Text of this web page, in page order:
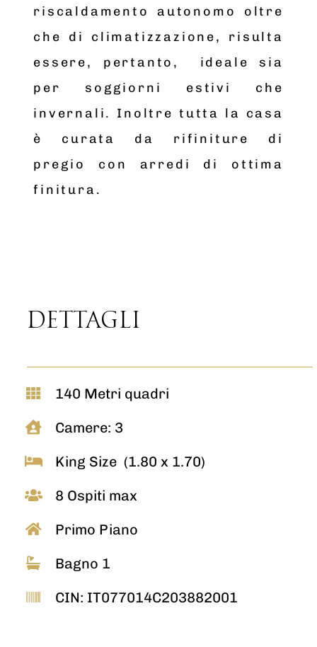
riscaldamento autonomo oltre
che di climatizzazione, risulta
essere, pertanto, ideale sia
per soggiorni estivi che
invernali. Inoltre tutta la casa
è curata da rifiniture di
pregio con arredi di ottima
finitura.
DETTAGLI
140 Metri quadri
Camere: 3
King Size (1.80 x 1.70)
8 Ospiti max
Primo Piano
Bagno 1
CIN: IT077014C203882001